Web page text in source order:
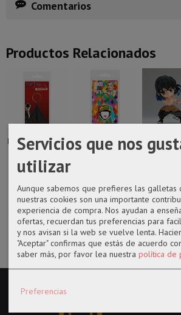
Comentarios
Productos Relacionados
llavero Reliquia
de la Muerte
3,25 €
Llavero Harley
Quinn Caution
3,25 €
Figura
Servicios que nos
utilizar
Aunque sabemos que prefieres las galletas
nuestras cookies son una importante
experiencia de compra. Nos ayudan a
ofertas, recuerdan tus preferencias para
y nos avisan si la web se vuelve lenta.
"Aceptar" confirmas que estás de acuerdo
saber más, por favor lea nuestra política de
Preferencias